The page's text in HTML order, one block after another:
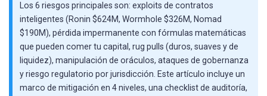
Los 6 riesgos principales son: exploits de contratos
inteligentes (Ronin $624M, Wormhole $326M, Nomad
$190M), pérdida impermanente con fórmulas matemáticas
que pueden comer tu capital, rug pulls (duros, suaves y de
liquidez), manipulación de oráculos, ataques de gobernanza
y riesgo regulatorio por jurisdicción. Este artículo incluye un
marco de mitigación en 4 niveles, una checklist de auditoría,